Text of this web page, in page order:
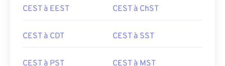
CEST à EEST CEST à ChST
CEST à CDT CEST à SST
CEST à PST CEST à MST